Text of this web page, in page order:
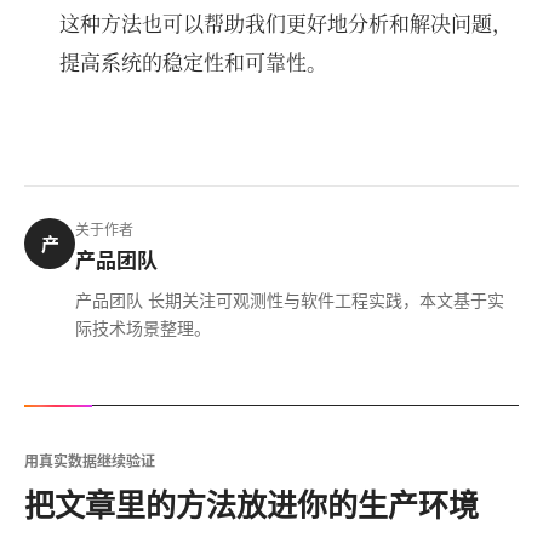
这种方法也可以帮助我们更好地分析和解决问题，
提高系统的稳定性和可靠性。
产
关于作者
产品团队
产品团队 长期关注可观测性与软件工程实践，本文基于实
际技术场景整理。
用真实数据继续验证
把文章里的方法放进你的生产环境